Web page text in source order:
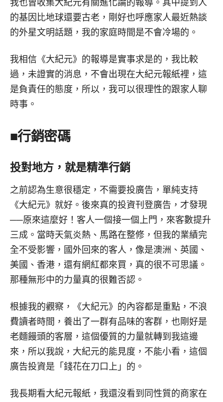
我也曾收集大紀元有關進化論的報導。其中提到人
的基因比地球還要古老，剛好也呼應家人最近熱談
的外星文明話題，我的家庭時間是不會冷場的。
我相信《大紀元》的報導是實事求是的，我比較
過，未證實的消息，不會出現在大紀元報紙裡，這
是負責任的態度，所以，我可以很理性的跟家人聊
時事。
■行銷密碼
投對地方，就是精準行銷
之前認為生意很穩定，不需要投廣告，單純支持
《大紀元》就好。後來真的投資刊登廣告，才發現
──原來這麼好！客人一個接一個上門，來客數提升
三成。當時天氣炎熱、馬路在整修，但我的業績完
全不受影響，國外回來的客人，像是澳洲、英國、
美國、香港，還有網紅都來買，真的很不可思議。
那種無形中的力量真的很難否認。
根據我的觀察，《大紀元》的內容都是重點，不浪
費讀者時間，養出了一群有品味的客群，也剛好是
老麵饅頭的客層，這個優質的力量就轉到我這邊
來，所以我說，大紀元的能見度，不能小看，這個
廣告投資是「錢花在刀口上」的。
我長期看大紀元報紙，我還沒看到同性質的商家在